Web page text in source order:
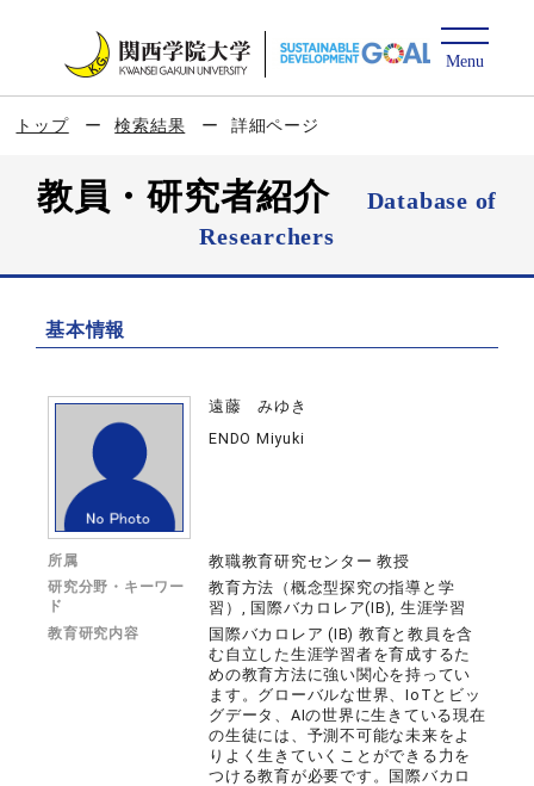
トップ 検索結果 詳細ページ
教員・研究者紹介
Database of
Researchers
基本情報
遠藤 みゆき
ENDO Miyuki
所属 教職教育研究センター 教授
研究分野・キーワー
ド
教育方法（概念型探究の指導と学
習）, 国際バカロレア(IB), 生涯学習
教育研究内容
国際バカロレア (IB) 教育と教員を含
む自立した生涯学習者を育成するた
めの教育方法に強い関心を持ってい
ます。グローバルな世界、IoTとビッ
グデータ、AIの世界に生きている現在
の生徒には、予測不可能な未来をよ
りよく生きていくことができる力を
つける教育が必要です。国際バカロ